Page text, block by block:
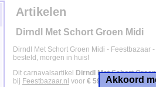
Artikelen
Dirndl Met Schort Groen Midi
Dirndl Met Schort Groen Midi - Feestbazaar
besteld, morgen in huis!
Dit carnavalsartikel
Dirndl Met Schort
bij Feestbazaar.nl voor € 59,95.
Akkoord